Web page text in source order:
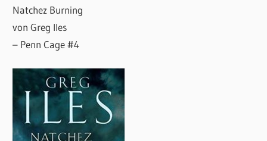
Natchez Burning
von Greg Iles
– Penn Cage #4